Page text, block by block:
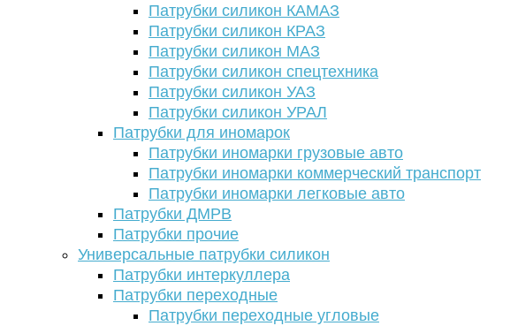
Патрубки силикон КАМАЗ
Патрубки силикон КРАЗ
Патрубки силикон МАЗ
Патрубки силикон спецтехника
Патрубки силикон УАЗ
Патрубки силикон УРАЛ
Патрубки для иномарок
Патрубки иномарки грузовые авто
Патрубки иномарки коммерческий транспорт
Патрубки иномарки легковые авто
Патрубки ДМРВ
Патрубки прочие
Универсальные патрубки силикон
Патрубки интеркуллера
Патрубки переходные
Патрубки переходные угловые